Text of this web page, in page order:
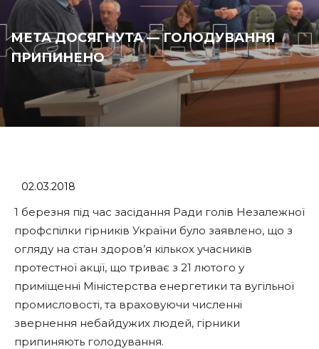
МЕТА ДОСЯГНУТА — ГОЛОДУВАННЯ
ПРИПИНЕНО
02.03.2018
1 березня під час засідання Ради голів Незалежної
профспілки гірників України було заявлено, що з
огляду на стан здоров’я кількох учасників
протестної акції, що триває з 21 лютого у
приміщенні Міністерства енергетики та вугільної
промисловості, та враховуючи численні
звернення небайдужих людей, гірники
припиняють голодування.